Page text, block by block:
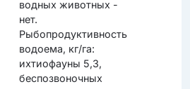
водных животных -
нет.
Рыбопродуктивность
водоема, кг/га:
ихтиофауны 5,3,
беспозвоночных